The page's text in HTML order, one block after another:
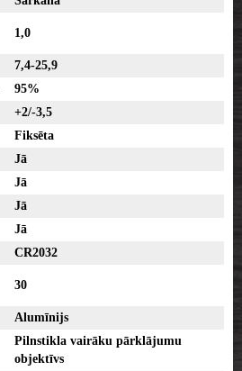
1,0
7,4-25,9
95%
+2/-3,5
Fiksēta
Jā
Jā
Jā
Jā
CR2032
30
Alumīnijs
Pilnstikla vairāku pārklājumu
objektīvs